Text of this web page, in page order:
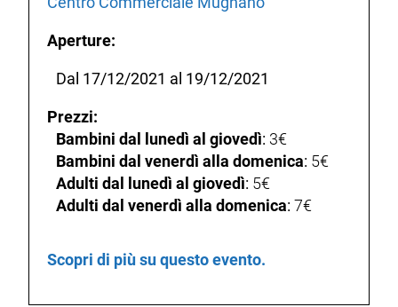
Aperture:
Dal 17/12/2021 al 19/12/2021
Prezzi:
Bambini dal lunedì al giovedì: 3€
Bambini dal venerdì alla domenica: 5€
Adulti dal lunedì al giovedì: 5€
Adulti dal venerdì alla domenica:7€
Scopri di più su questo evento.